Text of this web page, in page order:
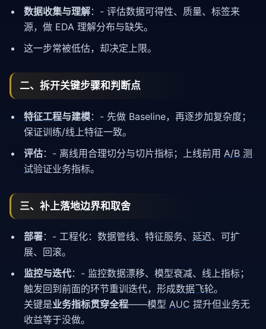
数据收集与理解：- 评估数据可得性、质量、标签来
源，做 EDA 理解分布与缺失。
这一步常被低估，却决定上限。
二、拆开关键步骤和判断点
特征工程与建模：- 先做 Baseline，再逐步加复杂度；
保证训练/线上特征一致。
评估：- 离线用合理切分与切片指标；上线前用 A/B 测
试验证业务指标。
三、补上落地边界和取舍
部署：- 工程化：数据管线、特征服务、 延迟、可扩
展、回滚。
监控与迭代：- 监控数据漂移、模型衰减、线上指标；
触发回到前面的环节重训迭代，形成数据飞轮。
关键是业务指标贯穿全程——模型 AUC 提升但业务无
收益等于没做。